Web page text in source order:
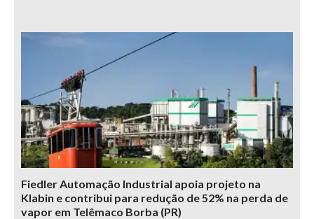
Fiedler Automação Industrial apoia projeto na
Klabin e contribui para redução de 52% na perda de
vapor em Telêmaco Borba (PR)